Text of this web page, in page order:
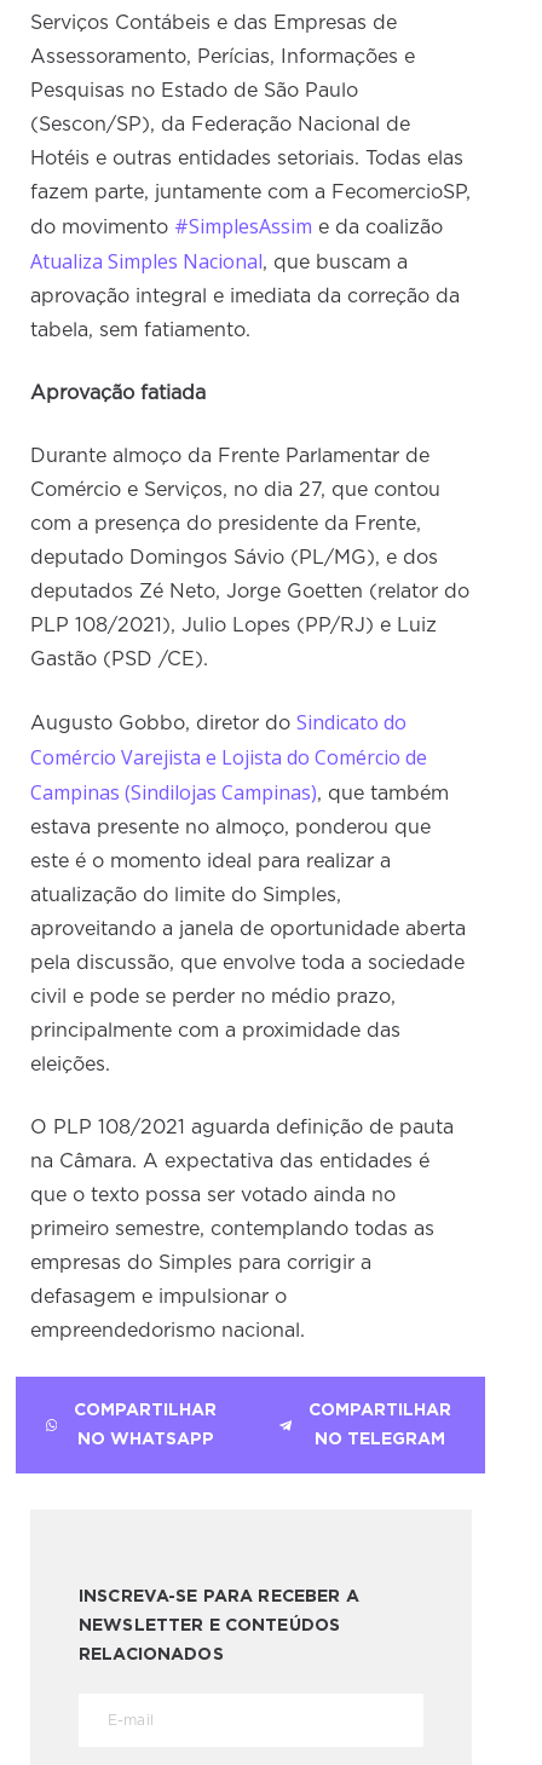
Serviços Contábeis e das Empresas de
Assessoramento, Perícias, Informações e
Pesquisas no Estado de São Paulo
(Sescon/SP), da Federação Nacional de
Hotéis e outras entidades setoriais. Todas elas
fazem parte, juntamente com a FecomercioSP,
do movimento #SimplesAssim e da coalizão
Atualiza Simples Nacional, que buscam a
aprovação integral e imediata da correção da
tabela, sem fatiamento.
Aprovação fatiada
Durante almoço da Frente Parlamentar de
Comércio e Serviços, no dia 27, que contou
com a presença do presidente da Frente,
deputado Domingos Sávio (PL/MG), e dos
deputados Zé Neto, Jorge Goetten (relator do
PLP 108/2021), Julio Lopes (PP/RJ) e Luiz
Gastão (PSD /CE).
Augusto Gobbo, diretor doSindicato do
Comércio Varejista e Lojista do Comércio de
Campinas (Sindilojas Campinas), que também
estava presente no almoço, ponderou que
este é o momento ideal para realizar a
atualização do limite do Simples,
aproveitando a janela de oportunidade aberta
pela discussão, que envolve toda a sociedade
civil e pode se perder no médio prazo,
principalmente com a proximidade das
eleições.
O PLP 108/2021 aguarda definição de pauta
na Câmara. A expectativa das entidades é
que o texto possa ser votado ainda no
primeiro semestre, contemplando todas as
empresas do Simples para corrigir a
defasagem e impulsionar o
empreendedorismo nacional.
COMPARTILHAR
NO WHATSAPP
COMPARTILHAR
NO TELEGRAM
INSCREVA-SE PARA RECEBER A
NEWSLETTER E CONTEÚDOS
RELACIONADOS